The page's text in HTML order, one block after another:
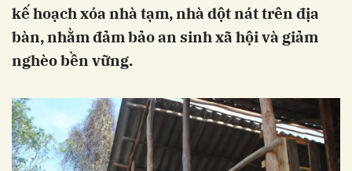
kế hoạch xóa nhà tạm, nhà dột nát trên địa
bàn, nhằm đảm bảo an sinh xã hội và giảm
nghèo bền vững.